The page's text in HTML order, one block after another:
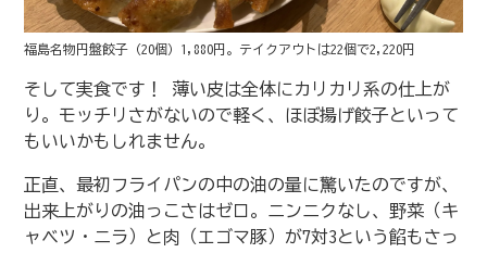
福島名物円盤餃子（20個）1,880円。テイクアウトは22個で2,220円
そして実食です！ 薄い皮は全体にカリカリ系の仕上が
り。モッチリさがないので軽く、ほぼ揚げ餃子といって
もいいかもしれません。
正直、最初フライパンの中の油の量に驚いたのですが、
出来上がりの油っこさはゼロ。ニンニクなし、野菜（キ
ャベツ・ニラ）と肉（エゴマ豚）が7対3という餡もさっ